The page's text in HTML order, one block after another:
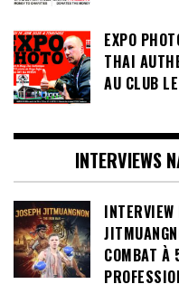
EXPO
THAI
AU CLUB
INTERVIEWS
COMBAT À